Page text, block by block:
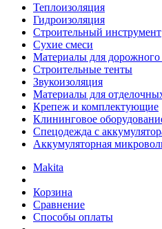
Теплоизоляция
Гидроизоляция
Строительный инструмент
Сухие смеси
Материалы для дорожного
Строительные тенты
Звукоизоляция
Материалы для
Крепеж и комплектующие
Клининговое
Спецодежда с
Аккумуляторная
Makita
Корзина
Сравнение
Способы оплаты